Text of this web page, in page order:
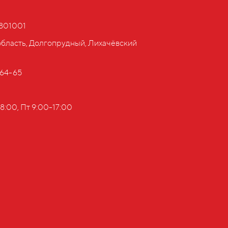
Долгопрудный, Лихачёвский
65
Пт 9:00-17:00